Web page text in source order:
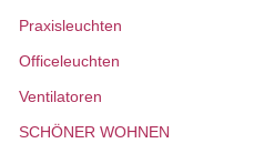
Praxisleuchten
Officeleuchten
Ventilatoren
SCHÖNER WOHNEN